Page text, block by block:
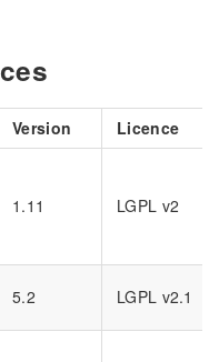
Version Licence
1.11 LGPL v2
5.2 LGPL v2.1